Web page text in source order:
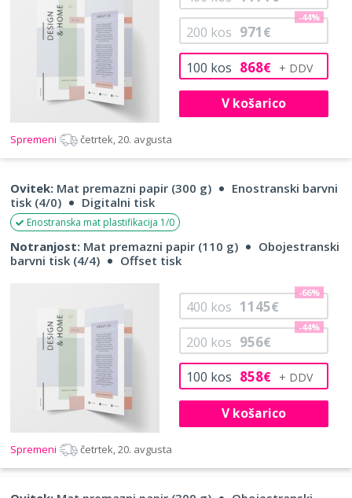
100 kos 868€
200 kos 971€
-44%
V košarico
Spremeni četrtek, 20. avgusta
Ovitek: Mat premazni papir (300 g)
Enostranski barvni
tisk (4/0)
Digitalni tisk
Enostranska mat plastifikacija 1/0
Notranjost: Mat premazni papir (110 g)
Obojestranski
barvni tisk (4/4)
Offset tisk
100 kos 858€
200 kos 956€
-44%
400 kos 1145€
-66%
V košarico
Spremeni četrtek, 20. avgusta